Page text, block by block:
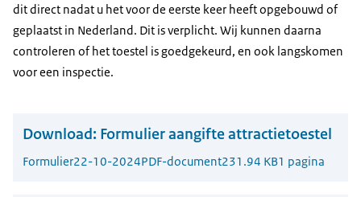
dit direct nadat u het voor de eerste keer heeft opgebouwd of
geplaatst in Nederland. Dit is verplicht. Wij kunnen daarna
controleren of het toestel is goedgekeurd, en ook langskomen
voor een inspectie.
Download: Formulier aangifte attractietoestel
Formulier22-10-2024PDF-document231.94 KB1 pagina